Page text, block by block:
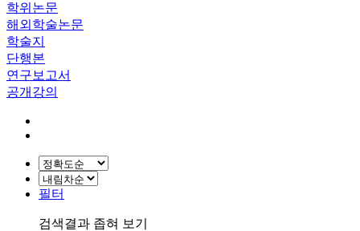
학위논문
해외학술논문
학술지
단행본
연구보고서
공개강의
필터
검색결과 좁혀 보기